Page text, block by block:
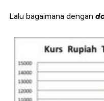
Lalu bagaimana dengan